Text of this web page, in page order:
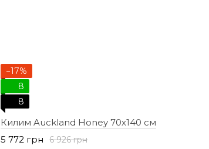
−17%
8
8
Килим Auckland Honey 70х140 см
6 926 грн
5 772 грн